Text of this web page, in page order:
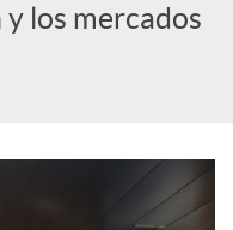
los mercados